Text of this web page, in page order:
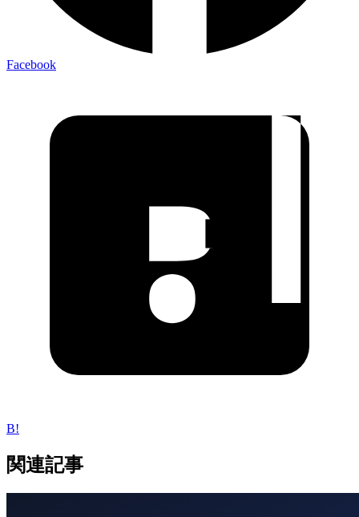
Facebook
B!
関連記事